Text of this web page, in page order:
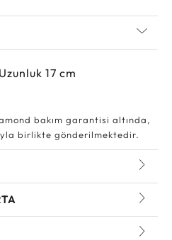
17 cm
bakım garantisi altında,
birlikte gönderilmektedir.